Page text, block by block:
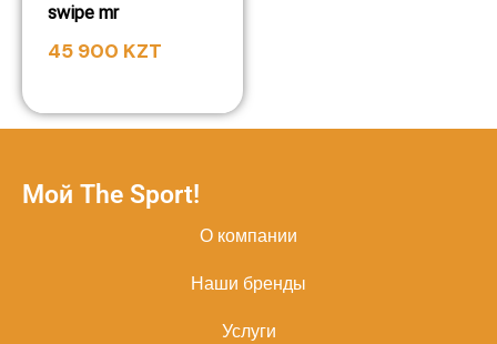
swipe mr
45 900 KZT
Мой The Sport!
О компании
Наши бренды
Услуги